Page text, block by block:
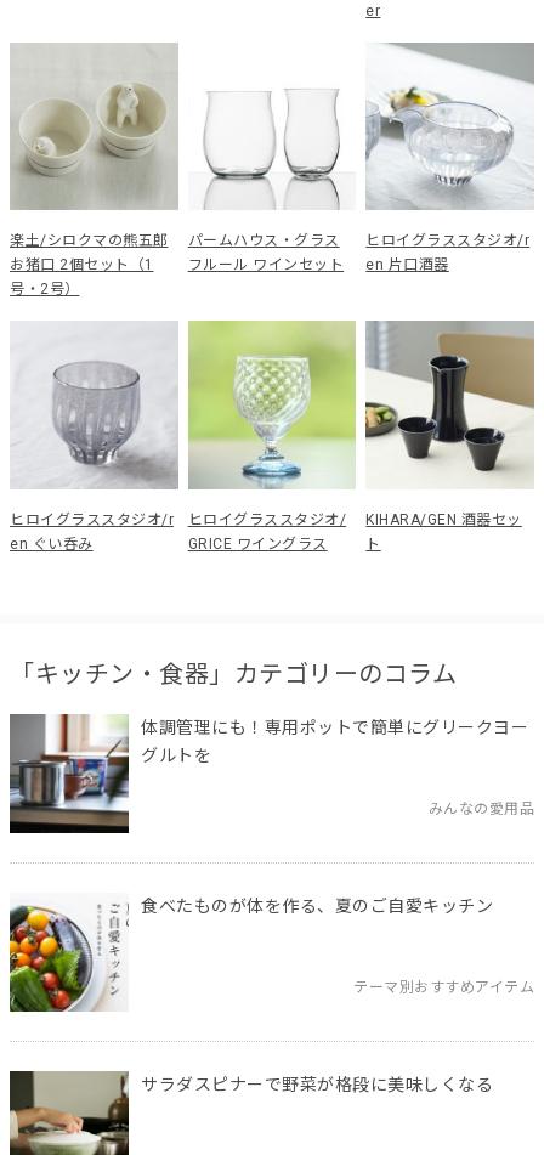
er
楽土/シロクマの熊五郎
お猪口 2個セット（1
号・2号）
パームハウス・グラス
フルール ワインセット
ヒロイグラススタジオ/r
en 片口酒器
ヒロイグラススタジオ/r
en ぐい呑み
ヒロイグラススタジオ/
GRICE ワイングラス
KIHARA/GEN 酒器セッ
ト
「キッチン・食器」カテゴリーのコラム
体調管理にも！専用ポットで簡単にグリークヨー
グルトを
みんなの愛用品
食べたものが体を作る、夏のご自愛キッチン
テーマ別おすすめアイテム
サラダスピナーで野菜が格段に美味しくなる